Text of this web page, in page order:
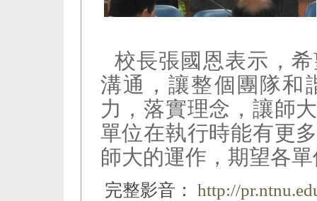
校長張國恩表示，
溝通，讓整個團隊和
力，落實理念，讓師
單位在執行時能有更
師大的運作，期望各
完整影音：
http://